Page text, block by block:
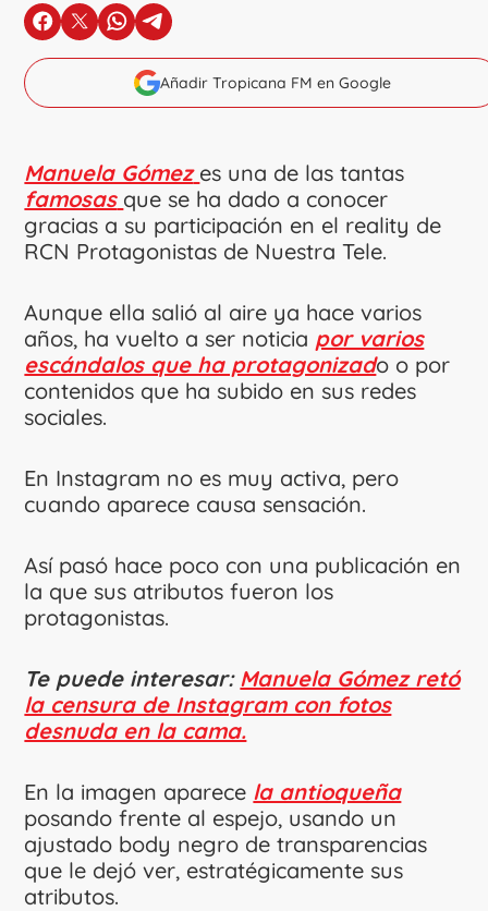
en Facebook
en Xen Whatsapp
en Telegram
Añadir Tropicana FM en Google
Manuela Gómez es una de las tantas
famosas que se ha dado a conocer
gracias a su participación en el reality de
RCN Protagonistas de Nuestra Tele.
Aunque ella salió al aire ya hace varios
años, ha vuelto a ser noticia por varios
escándalos que ha protagonizado o por
contenidos que ha subido en sus redes
sociales.
En Instagram no es muy activa, pero
cuando aparece causa sensación.
Así pasó hace poco con una publicación en
la que sus atributos fueron los
protagonistas.
Te puede interesar: Manuela Gómez retó
la censura de Instagram con fotos
desnuda en la cama.
En la imagen aparece la antioqueña
posando frente al espejo, usando un
ajustado body negro de transparencias
que le dejó ver, estratégicamente sus
atributos.